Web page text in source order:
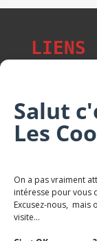
Salut
Les
On a pas vraiment
intéresse pour vous
Excusez-nous, mais
visite...
LIENS
Les p'tits
Trail
Karaté